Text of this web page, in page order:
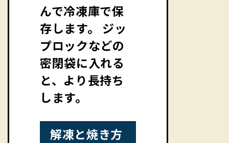
んで冷凍庫で保
存します。 ジッ
プロックなどの
密閉袋に入れる
と、より長持ち
します。
解凍と焼き方